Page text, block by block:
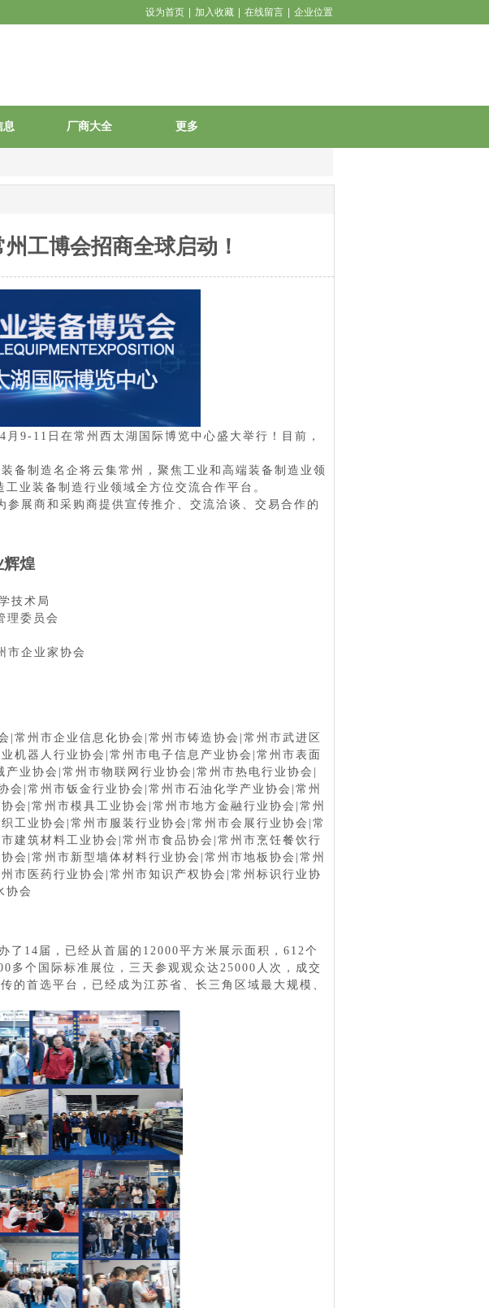
设为首页 加入收藏 在线留言 企业位置
息 厂商大全 更多
工博会招商全球启动！
9-11日在常州西太湖国际博览中心盛大举行！目前，
备制造名企将云集常州，聚焦工业和高端装备制造业领
业装备制造行业领域全方位交流合作平台。
展商和采购商提供宣传推介、交流洽谈、交易合作的
辉煌
技术局
理委员会
市企业家协会
|常州市企业信息化协会|常州市铸造协会|常州市武进区
机器人行业协会 常州市电子信息产业协会 常州市表面
产业协会 常州市物联网行业协会 常州市热电行业协会
会 常州市钣金行业协会 常州市石油化学产业协会 常州
会 常州市模具工业协会 常州市地方金融行业协会 常州
工业协会 常州市服装行业协会 常州市会展行业协会 常
建筑材料工业协会 常州市食品协会 常州市烹饪餐饮行
会 常州市新型墙体材料行业协会 常州市地板协会 常州
市医药行业协会 常州市知识产权协会 常州标识行业协
协会
了 14 届，已经从首届的 12000平方米展示面积，612个
多个国际标准展位，三天参观观众达25000人次，成交
的首选平台，已经成为江苏省、长三角区域最大规模、